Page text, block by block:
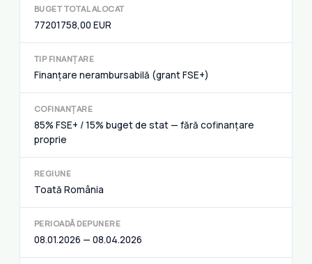
BUGET TOTAL ALOCAT
77201758,00 EUR
TIP FINANȚARE
Finanțare nerambursabilă (grant FSE+)
COFINANȚARE
85% FSE+ / 15% buget de stat — fără cofinanțare
proprie
REGIUNE
Toată România
PERIOADĂ DEPUNERE
08.01.2026 — 08.04.2026